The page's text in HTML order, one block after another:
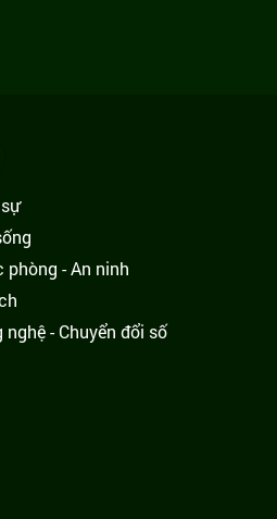
phòng - An ninh
nghệ - Chuyển đổi số